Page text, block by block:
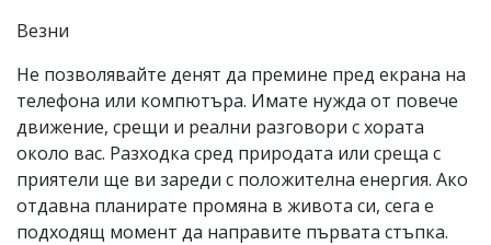
Везни
Не позволявайте денят да премине пред екрана на
телефона или компютъра. Имате нужда от повече
движение, срещи и реални разговори с хората
около вас. Разходка сред природата или среща с
приятели ще ви зареди с положителна енергия. Ако
отдавна планирате промяна в живота си, сега е
подходящ момент да направите първата стъпка.